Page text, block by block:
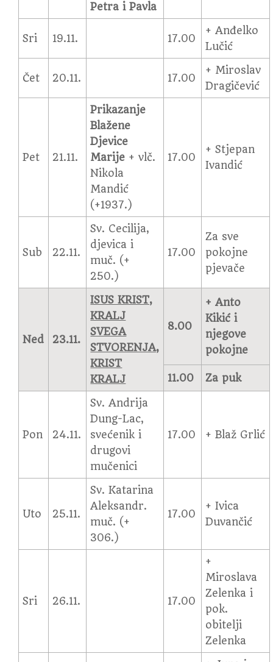
Petra i Pavla
Sri 19.11. 17.00
+ Anđelko
Lučić
Čet 20.11. 17.00
+ Miroslav
Dragičević
Pet 21.11.
Prikazanje
Blažene
Djevice
Marije + vlč.
Nikola
Mandić
(+1937.)
17.00
+ Stjepan
Ivandić
Sub 22.11.
Sv. Cecilija,
djevica i
muč. (+
250.)
17.00
Za sve
pokojne
pjevače
Ned 23.11.
ISUS KRIST,
KRALJ
SVEGA
STVORENJA,
KRIST
KRALJ
8.00
+ Anto
Kikić i
njegove
pokojne
11.00 Za puk
Pon 24.11.
Sv. Andrija
Dung-Lac,
svećenik i
drugovi
mučenici
17.00 + Blaž Grlić
Uto 25.11.
Sv. Katarina
Aleksandr.
muč. (+
306.)
17.00
+ Ivica
Duvančić
Sri 26.11. 17.00
+
Miroslava
Zelenka i
pok.
obitelji
Zelenka